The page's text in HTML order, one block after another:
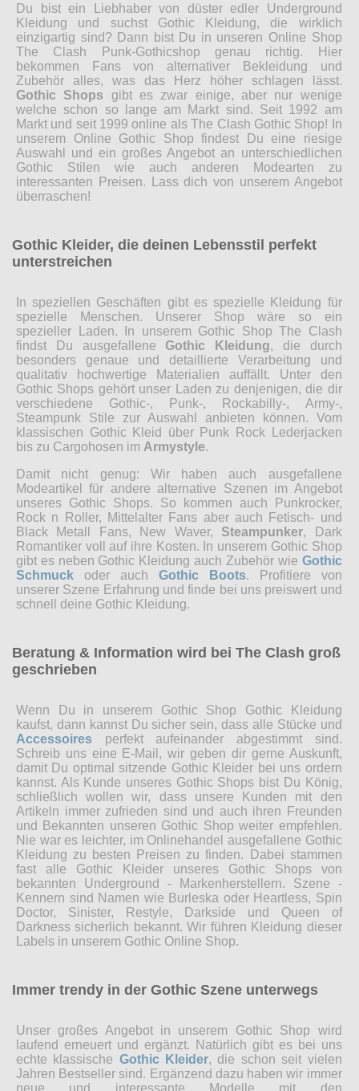
Du bist ein Liebhaber von düster edler Underground
Kleidung und suchst Gothic Kleidung, die wirklich
einzigartig sind? Dann bist Du in unseren Online Shop
The Clash Punk-Gothicshop genau richtig. Hier
bekommen Fans von alternativer Bekleidung und
Zubehör alles, was das Herz höher schlagen lässt.
Gothic Shops gibt es zwar einige, aber nur wenige
welche schon so lange am Markt sind. Seit 1992 am
Markt und seit 1999 online als The Clash Gothic Shop! In
unserem Online Gothic Shop findest Du eine riesige
Auswahl und ein großes Angebot an unterschiedlichen
Gothic Stilen wie auch anderen Modearten zu
interessanten Preisen. Lass dich von unserem Angebot
überraschen!
Gothic Kleider, die deinen Lebensstil perfekt
unterstreichen
In speziellen Geschäften gibt es spezielle Kleidung für
spezielle Menschen. Unserer Shop wäre so ein
spezieller Laden. In unserem Gothic Shop The Clash
findst Du ausgefallene Gothic Kleidung, die durch
besonders genaue und detaillierte Verarbeitung und
qualitativ hochwertige Materialien auffällt. Unter den
Gothic Shops gehört unser Laden zu denjenigen, die dir
verschiedene Gothic-, Punk-, Rockabilly-, Army-,
Steampunk Stile zur Auswahl anbieten können. Vom
klassischen Gothic Kleid über Punk Rock Lederjacken
bis zu Cargohosen im Armystyle.
Damit nicht genug: Wir haben auch ausgefallene
Modeartikel für andere alternative Szenen im Angebot
unseres Gothic Shops. So kommen auch Punkrocker,
Rock n Roller, Mittelalter Fans aber auch Fetisch- und
Black Metall Fans, New Waver, Steampunker, Dark
Romantiker voll auf ihre Kosten. In unserem Gothic Shop
gibt es neben Gothic Kleidung auch Zubehör wie Gothic
Schmuck oder auch Gothic Boots. Profitiere von
unserer Szene Erfahrung und finde bei uns preiswert und
schnell deine Gothic Kleidung.
Beratung & Information wird bei The Clash groß
geschrieben
Wenn Du in unserem Gothic Shop Gothic Kleidung
kaufst, dann kannst Du sicher sein, dass alle Stücke und
Accessoires perfekt aufeinander abgestimmt sind.
Schreib uns eine E-Mail, wir geben dir gerne Auskunft,
damit Du optimal sitzende Gothic Kleider bei uns ordern
kannst. Als Kunde unseres Gothic Shops bist Du König,
schließlich wollen wir, dass unsere Kunden mit den
Artikeln immer zufrieden sind und auch ihren Freunden
und Bekannten unseren Gothic Shop weiter empfehlen.
Nie war es leichter, im Onlinehandel ausgefallene Gothic
Kleidung zu besten Preisen zu finden. Dabei stammen
fast alle Gothic Kleider unseres Gothic Shops von
bekannten Underground - Markenherstellern. Szene -
Kennern sind Namen wie Burleska oder Heartless, Spin
Doctor, Sinister, Restyle, Darkside und Queen of
Darkness sicherlich bekannt. Wir führen Kleidung dieser
Labels in unserem Gothic Online Shop.
Immer trendy in der Gothic Szene unterwegs
Unser großes Angebot in unserem Gothic Shop wird
laufend erneuert und ergänzt. Natürlich gibt es bei uns
echte klassische Gothic Kleider, die schon seit vielen
Jahren Bestseller sind. Ergänzend dazu haben wir immer
neue und interessante Modelle mit den